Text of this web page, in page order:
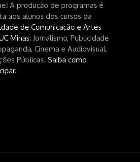
A produção de programas é
aos alunos dos cursos da
de Comunicação e Artes
Minas: Jornalismo, Publicidade
Cinema e Audiovisual,
Públicas. Saiba como
.